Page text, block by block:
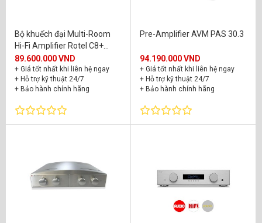
Bộ khuếch đại Multi-Room
Hi-Fi Amplifier Rotel C8+
Black
89.600.000 VND
+ Giá tốt nhất khi liên hệ ngay
+ Hỗ trợ kỹ thuật 24/7
+ Bảo hành chính hãng
Pre-Amplifier AVM PAS 30.3
94.190.000 VND
+ Giá tốt nhất khi liên hệ ngay
+ Hỗ trợ kỹ thuật 24/7
+ Bảo hành chính hãng